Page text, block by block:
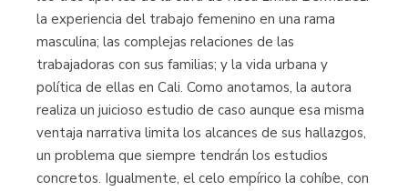
la experiencia del trabajo femenino en una rama
masculina; las complejas relaciones de las
trabajadoras con sus familias; y la vida urbana y
política de ellas en Cali. Como anotamos, la autora
realiza un juicioso estudio de caso aunque esa misma
ventaja narrativa limita los alcances de sus hallazgos,
un problema que siempre tendrán los estudios
concretos. Igualmente, el celo empírico la cohíbe, con